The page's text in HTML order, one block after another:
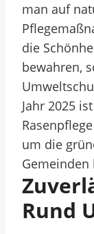
man auf
die
bewahren,
Jahr 2025
um die
Rund